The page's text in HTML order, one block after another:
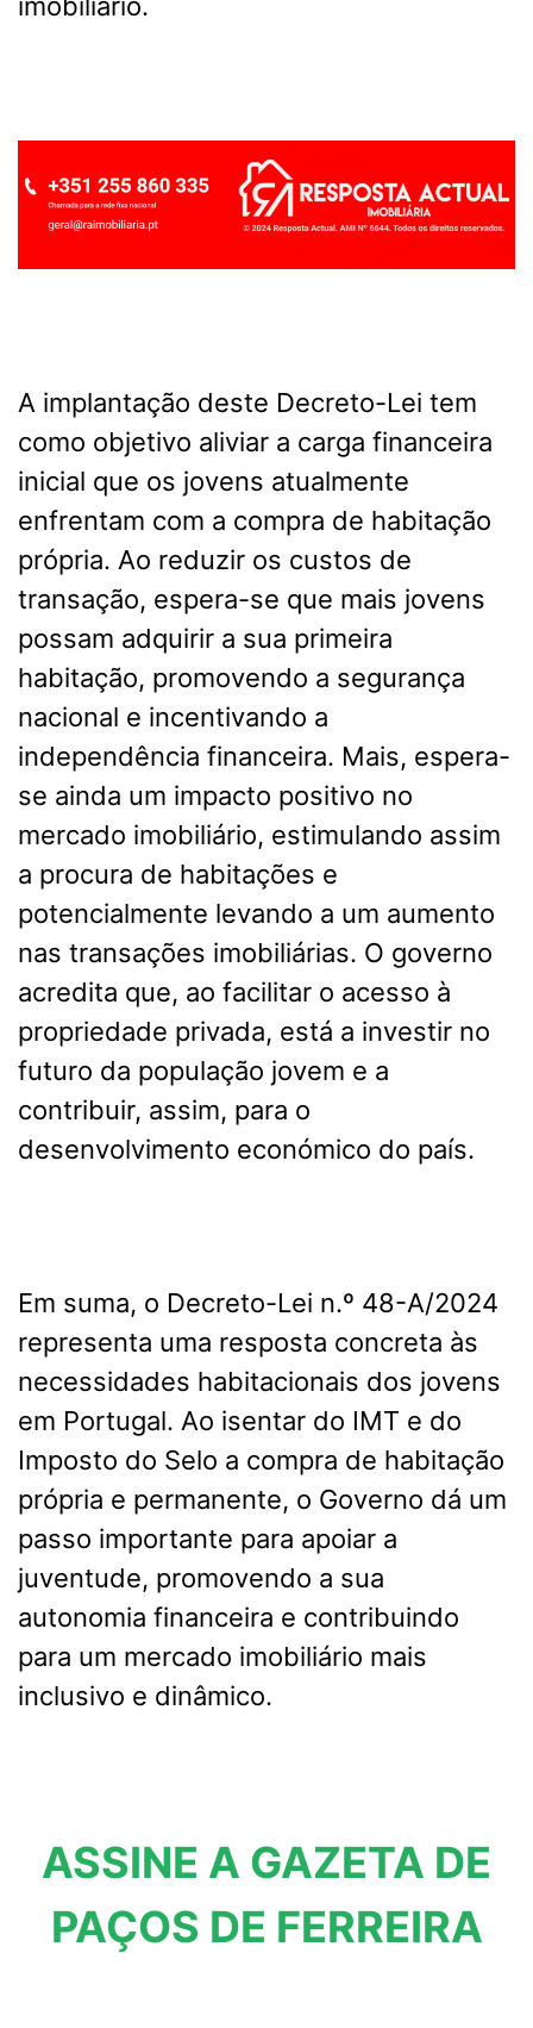
imobiliário.
A implantação deste Decreto-Lei tem
como objetivo aliviar a carga financeira
inicial que os jovens atualmente
enfrentam com a compra de habitação
própria. Ao reduzir os custos de
transação, espera-se que mais jovens
possam adquirir a sua primeira
habitação, promovendo a segurança
nacional e incentivando a
independência financeira. Mais, espera-
se ainda um impacto positivo no
mercado imobiliário, estimulando assim
a procura de habitações e
potencialmente levando a um aumento
nas transações imobiliárias. O governo
acredita que, ao facilitar o acesso à
propriedade privada, está a investir no
futuro da população jovem e a
contribuir, assim, para o
desenvolvimento económico do país.
Em suma, o Decreto-Lei n.º 48-A/2024
representa uma resposta concreta às
necessidades habitacionais dos jovens
em Portugal. Ao isentar do IMT e do
Imposto do Selo a compra de habitação
própria e permanente, o Governo dá um
passo importante para apoiar a
juventude, promovendo a sua
autonomia financeira e contribuindo
para um mercado imobiliário mais
inclusivo e dinâmico.
ASSINE A GAZETA DE
PAÇOS DE FERREIRA